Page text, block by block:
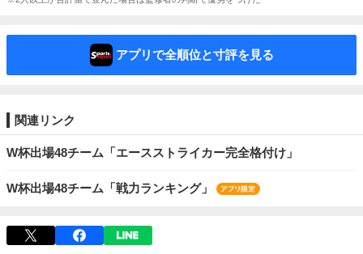
アプリで全順位と寸評を見る
関連リンク
W杯出場48チーム「エースストライカー完全格付け」
W杯出場48チーム「戦力ランキング」